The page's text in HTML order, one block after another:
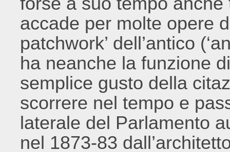
accade per molte opere
patchwork’ dell’antico
ha neanche la funzione
semplice gusto della
scorrere nel tempo e
laterale del Parlamento
nel 1873-83